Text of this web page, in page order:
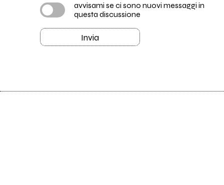
avvisami se ci sono nuovi messaggi in
questa discussione
Invia